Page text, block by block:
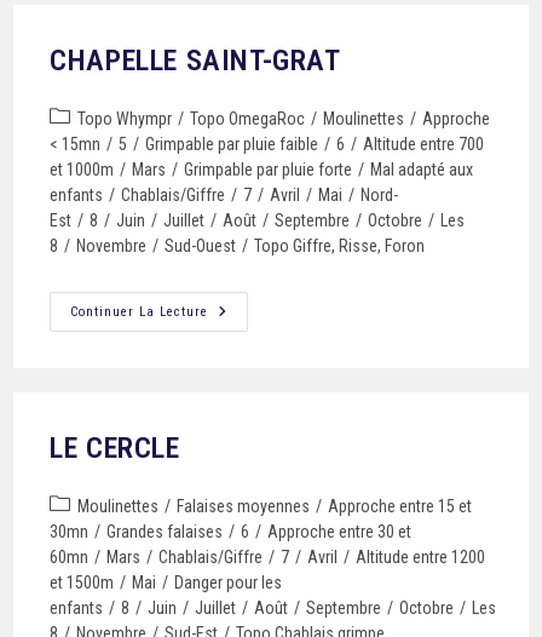
CHAPELLE SAINT-GRAT
Topo Whympr / Topo OmegaRoc / Moulinettes / Approche
< 15mn / 5 / Grimpable par pluie faible / 6 / Altitude entre 700
et 1000m / Mars / Grimpable par pluie forte / Mal adapté aux
enfants / Chablais/Giffre / 7 / Avril / Mai / Nord-
Est / 8 / Juin / Juillet / Août / Septembre / Octobre /
Les
8 / Novembre / Sud-Ouest / Topo Giffre, Risse, Foron
Continuer La Lecture
LE CERCLE
Moulinettes / Falaises moyennes / Approche entre 15 et
30mn / Grandes falaises / 6 / Approche entre 30 et
60mn / Mars / Chablais/Giffre / 7 / Avril / Altitude entre 1200
et 1500m / Mai / Danger pour les
enfants / 8 / Juin / Juillet / Août / Septembre / Octobre /
Les